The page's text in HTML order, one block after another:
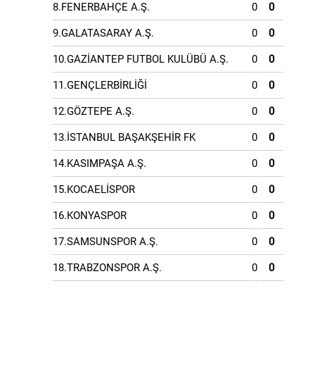
8.FENERBAHÇE A.Ş. 0 0
9.GALATASARAY A.Ş. 0 0
10.GAZİANTEP FUTBOL KULÜBÜ A.Ş. 0 0
11.GENÇLERBİRLİĞİ 0 0
12.GÖZTEPE A.Ş. 0 0
13.İSTANBUL BAŞAKŞEHİR FK 0 0
14.KASIMPAŞA A.Ş. 0 0
15.KOCAELİSPOR 0 0
16.KONYASPOR 0 0
17.SAMSUNSPOR A.Ş. 0 0
18.TRABZONSPOR A.Ş. 0 0